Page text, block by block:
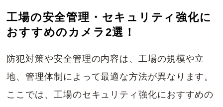
工場の安全管理・セキュリティ強化に
おすすめのカメラ2選！
防犯対策や安全管理の内容は、工場の規模や立
地、管理体制によって最適な方法が異なります。
ここでは、工場のセキュリティ強化におすすめの